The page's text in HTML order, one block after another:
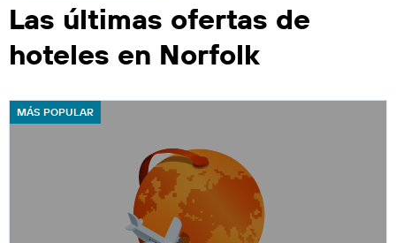
Las últimas ofertas de
hoteles en Norfolk
MÁS POPULAR